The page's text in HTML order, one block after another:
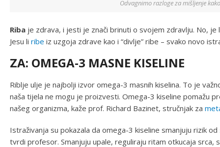
Odvagnimo razloge za mišljenje
Riba je zdrava, i jesti je znači brinuti o svojem zdravlju. No, je
Jesu li ribe iz uzgoja zdrave kao i “divlje” ribe – svako novo
ZA: OMEGA-3 MASNE KISELINE
Riblje ulje je najbolji izvor omega-3 masnih kiselina. To je
naša tijela ne mogu je proizvesti. Omega-3 kiseline pomažu
našeg organizma, kaže prof. Richard Bazinet, stručnjak za
Istraživanja su pokazala da omega-3 kiseline smanjuju rizik
tvrdi profesor. Smanjuju upale, reguliraju ritam otkucaja srca,